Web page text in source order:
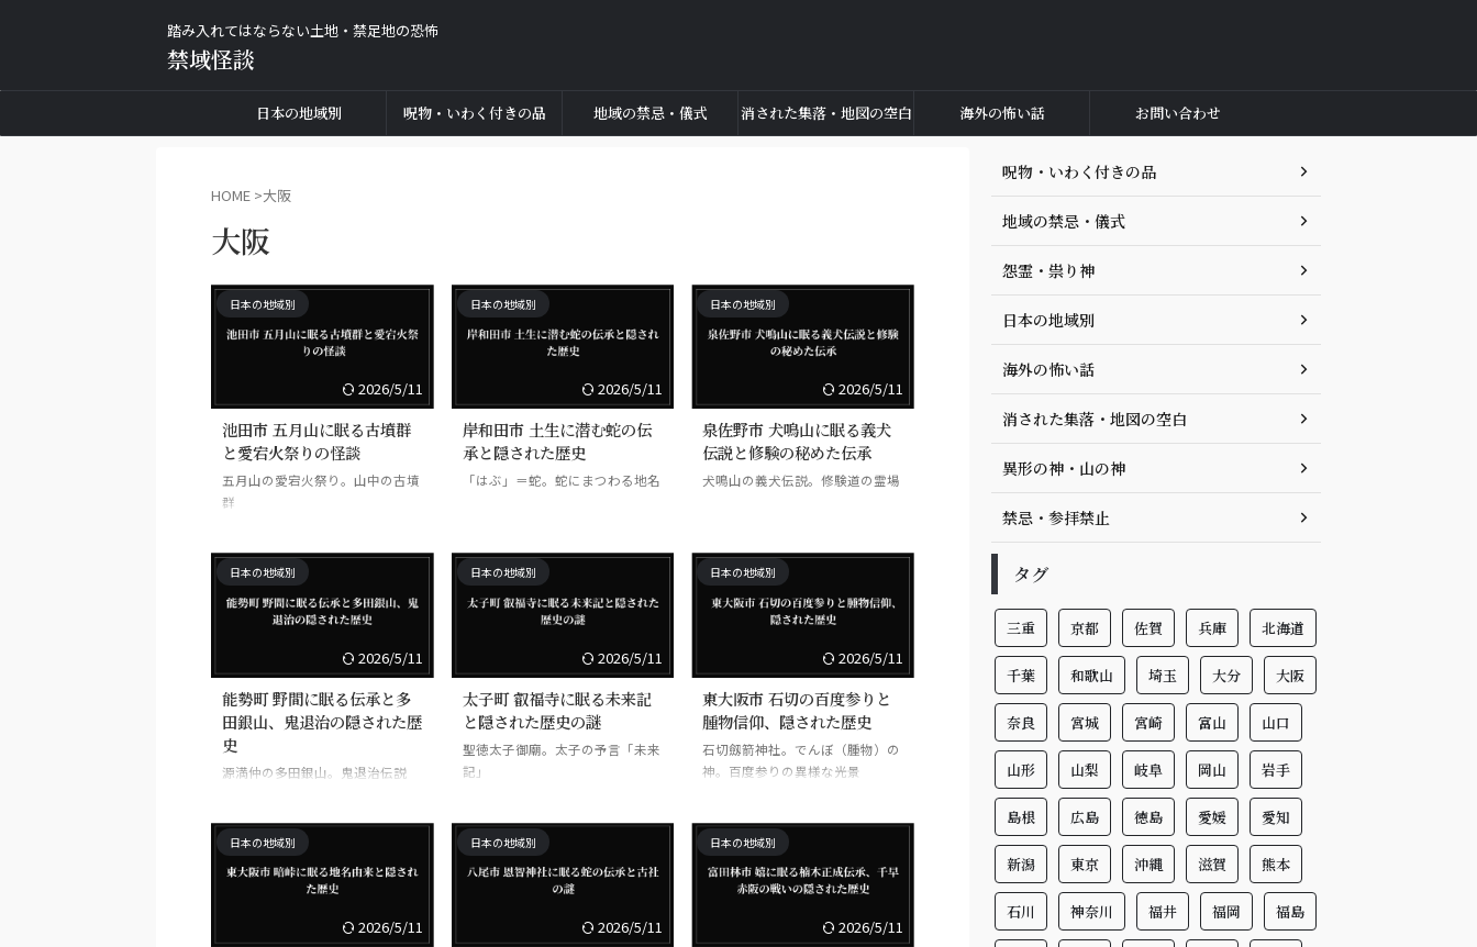
踏み入れてはならない土地・禁足地の恐怖
禁域怪談
日本の地域別 呪物・いわく付きの品 地域の禁忌・儀式 消された集落・地図の空白 海外の怖い話 お問い合わせ
HOME >大阪
大阪
日本の地域別
2026/5/11
池田市 五月山に眠る古墳群
と愛宕火祭りの怪談
五月山の愛宕火祭り。山中の古墳
群
日本の地域別
2026/5/11
岸和田市 土生に潜む蛇の伝
承と隠された歴史
「はぶ」＝蛇。蛇にまつわる地名
日本の地域別
2026/5/11
泉佐野市 犬鳴山に眠る義犬
伝説と修験の秘めた伝承
犬鳴山の義犬伝説。修験道の霊場
日本の地域別
2026/5/11
能勢町 野間に眠る伝承と多
田銀山、鬼退治の隠された歴
史
源満仲の多田銀山。鬼退治伝説
日本の地域別
2026/5/11
太子町 叡福寺に眠る未来記
と隠された歴史の謎
聖徳太子御廟。太子の予言「未来
記」
日本の地域別
2026/5/11
東大阪市 石切の百度参りと
腫物信仰、隠された歴史
石切劔箭神社。でんぼ（腫物）の
神。百度参りの異様な光景
日本の地域別
2026/5/11
日本の地域別
2026/5/11
日本の地域別
2026/5/11
呪物・いわく付きの品
地域の禁忌・儀式
怨霊・祟り神
日本の地域別
海外の怖い話
消された集落・地図の空白
異形の神・山の神
禁忌・参拝禁止
タグ
三重 京都 佐賀 兵庫 北海道
千葉 和歌山 埼玉 大分 大阪
奈良 宮城 宮崎 富山 山口
山形 山梨 岐阜 岡山 岩手
島根 広島 徳島 愛媛 愛知
新潟 東京 沖縄 滋賀 熊本
石川 神奈川 福井 福岡 福島